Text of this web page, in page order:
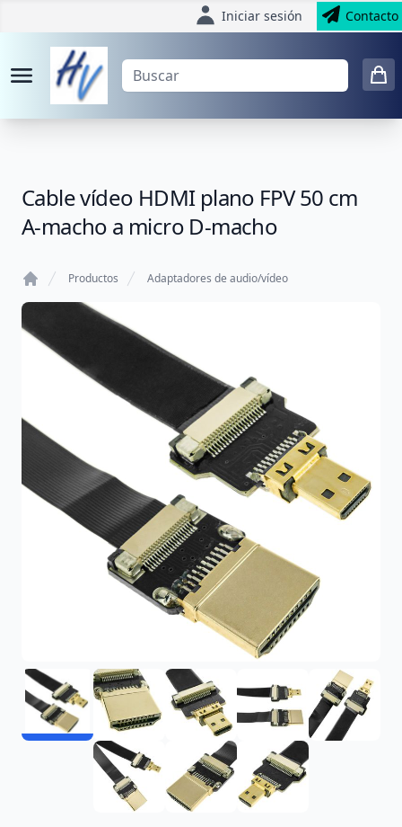
Iniciar sesión Contacto
Cable vídeo HDMI plano FPV 50 cm
A-macho a micro D-macho
Home
Productos Adaptadores de audio/vídeo